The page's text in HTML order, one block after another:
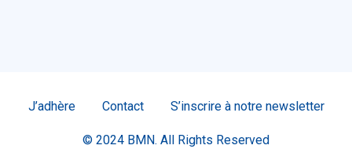
J’adhère Contact S’inscrire à notre newsletter
© 2024 BMN. All Rights Reserved